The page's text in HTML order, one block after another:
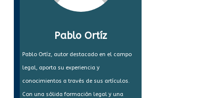
Pablo Ortíz
Pablo Ortíz, autor destacado en el campo
legal, aporta su experiencia y
conocimientos a través de sus artículos.
Con una sólida formación legal y una